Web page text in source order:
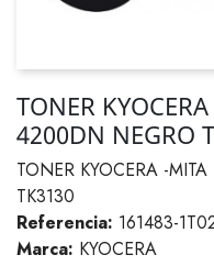
TONER
4200DN NEGRO
TONER KYOCERA -
TK3130
Referencia: 161483-
Marca: KYOCERA